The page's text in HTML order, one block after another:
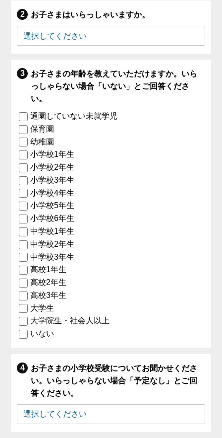
お子さまはいらっしゃいますか。
お子さまの年齢を教えていただけますか。いら
っしゃらない場合「いない」とご回答くださ
い。
通園していない未就学児
保育園
幼稚園
小学校1年生
小学校2年生
小学校3年生
小学校4年生
小学校5年生
小学校6年生
中学校1年生
中学校2年生
中学校3年生
高校1年生
高校2年生
高校3年生
大学生
大学院生・社会人以上
いない
お子さまの小学校受験についてお聞かせくださ
い。いらっしゃらない場合「予定なし」とご回
答ください。